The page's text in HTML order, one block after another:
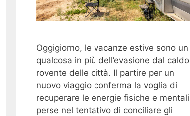
Oggigiorno, le vacanze estive sono un
qualcosa in più dell’evasione dal caldo
rovente delle città. Il partire per un
nuovo viaggio conferma la voglia di
recuperare le energie fisiche e mentali
perse nel tentativo di conciliare gli